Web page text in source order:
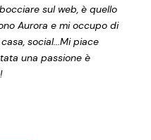
sul web, è quello
Aurora e mi occupo di
social...Mi piace
una passione è